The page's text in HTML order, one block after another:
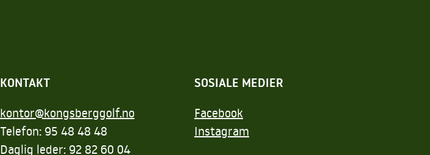
KONTAKT
kontor@kongsberggolf.no
Telefon: 95 48 48 48
Daglig leder: 92 82 60 04
SOSIALE MEDIER
Facebook
Instagram